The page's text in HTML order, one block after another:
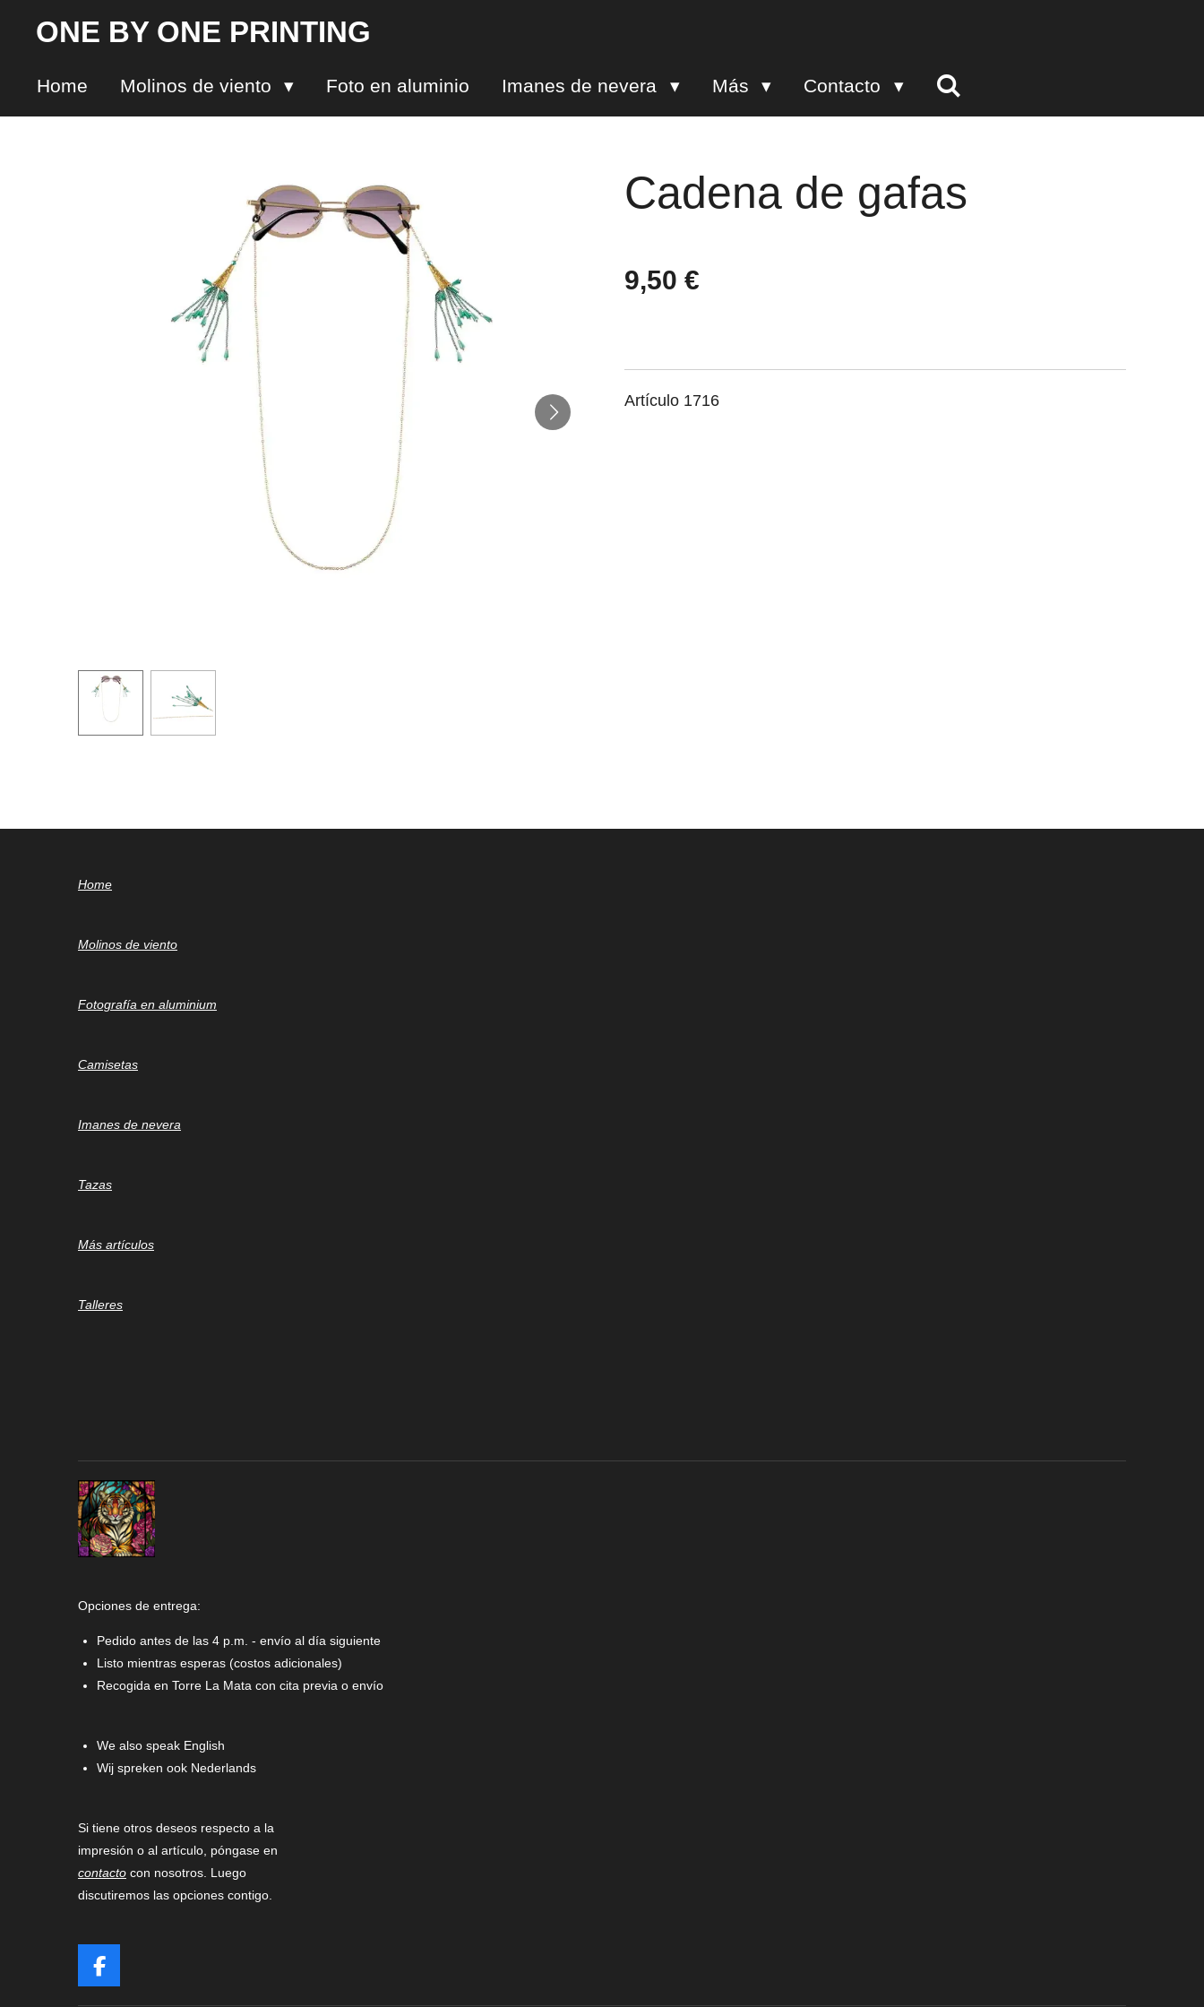
contenido
ONE BY ONE PRINTING
Home Molinos de viento Foto en aluminio Imanes de nevera Más Contacto
Cadena de gafas
9,50 €
Artículo 1716
Home
Molinos de viento
Fotografía en aluminium
Camisetas
Imanes de nevera
Tazas
Más artículos
Talleres
Opciones de entrega:
Pedido antes de las 4 p.m. - envío al día siguiente
Listo mientras esperas (costos adicionales)
Recogida en Torre La Mata con cita previa o envío
We also speak English
Wij spreken ook Nederlands
Si tiene otros deseos respecto a la
impresión o al artículo, póngase en
contacto con nosotros. Luego
discutiremos las opciones contigo.
F
a